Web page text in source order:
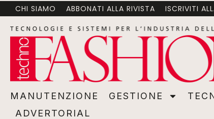
MANUTENZIONE GESTIONE
CHI SIAMO ABBONATI ALLA RIVISTA ISCRIVITI
MANUTENZIONE GESTIONE
ADVERTORIAL